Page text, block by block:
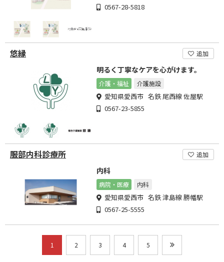
0567-28-5818
悠縁 追加
明るく丁寧なケアを心がけます。
介護・福祉 介護施設
愛知県愛西市 名鉄 尾西線 佐屋駅
0567-23-5855
服部内科診療所 追加
内科
病院・医療 内科
愛知県愛西市 名鉄 津島線 勝幡駅
0567-25-5555
1 2 3 4 5